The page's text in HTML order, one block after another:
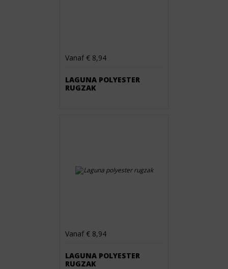
Vanaf € 8,94
LAGUNA POLYESTER
RUGZAK
Vanaf € 8,94
LAGUNA POLYESTER
RUGZAK